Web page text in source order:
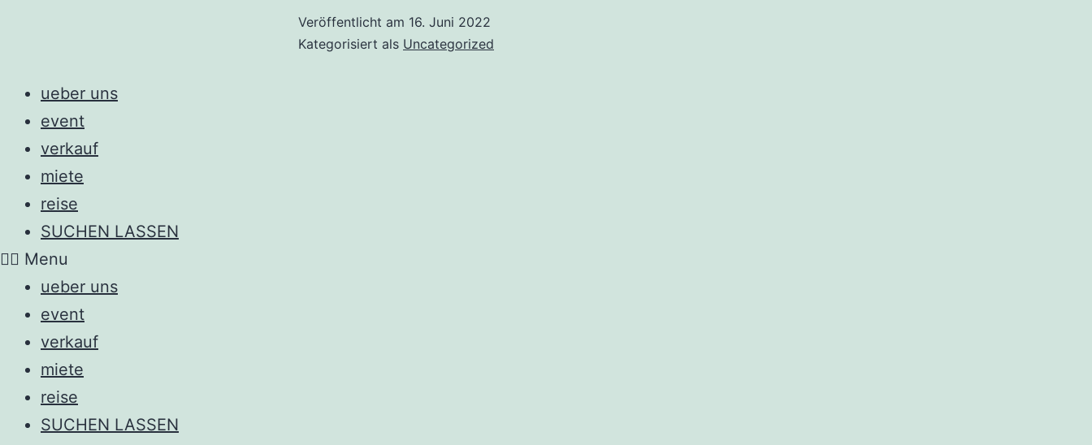
Veröffentlicht am 16. Juni 2022
Kategorisiert als Uncategorized
ueber uns
event
verkauf
miete
reise
SUCHEN LASSEN
Menu
ueber uns
event
verkauf
miete
reise
SUCHEN LASSEN